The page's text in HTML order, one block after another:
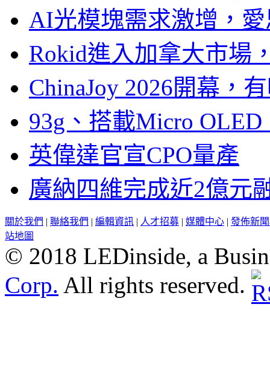
AI光模塊需求激增，
Rokid進入加拿大市場
ChinaJoy 2026開幕，
93g、搭載Micro
英偉達官宣CPO量產
廣納四維完成近2億元
關於我們 | 聯絡我們 | 編輯資訊 | 人才招募 | 媒體中心 | 發佈新
站地圖
© 2018 LEDinside, a
Corp. All rights reserved.